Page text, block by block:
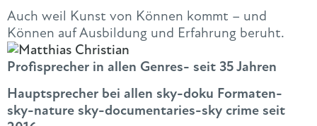
Auch weil Kunst von Können kommt – und
Können auf Ausbildung und Erfahrung beruht.
Profisprecher in allen Genres- seit 35 Jahren
Hauptsprecher bei allen sky-doku Formaten-
sky-nature sky-documentaries-sky crime seit